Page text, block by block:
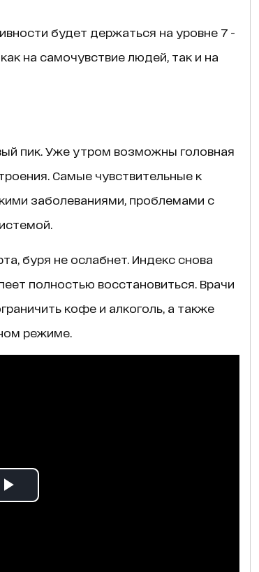
будет держаться на уровне 7 -
на самочувствие людей, так и на
пик. Уже утром возможны головная
Самые чувствительные к
заболеваниями, проблемами с
буря не ослабнет. Индекс снова
полностью восстановиться. Врачи
кофе и алкоголь, а также
режиме.